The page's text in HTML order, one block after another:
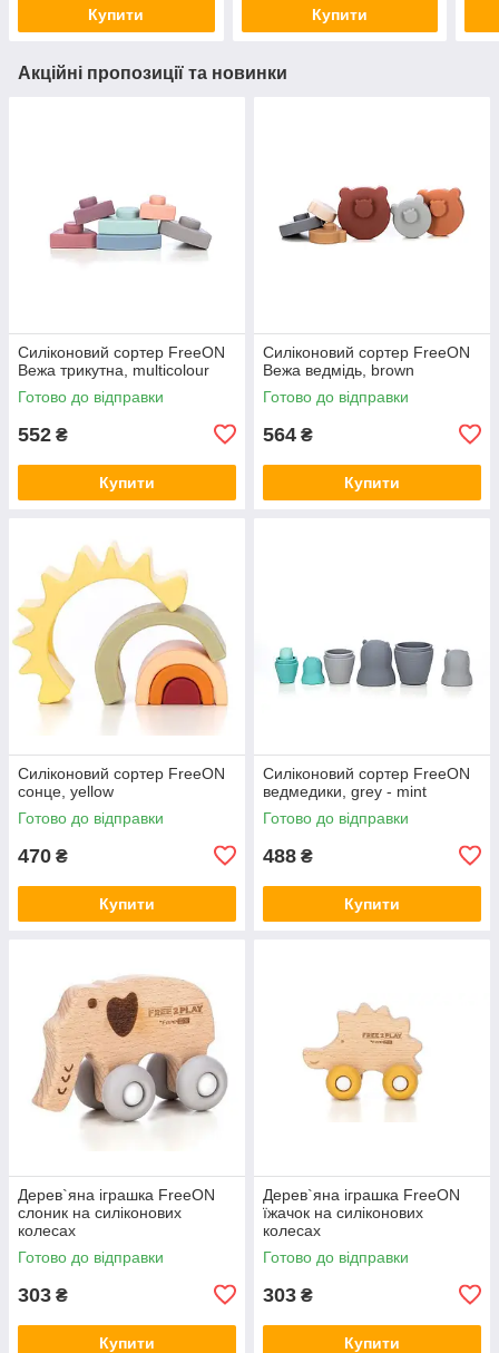
Купити Купити
Акційні пропозиції та новинки
Силіконовий сортер FreeON
Вежа трикутна, multicolour
Готово до відправки
552 ₴
Купити
Силіконовий сортер FreeON
Вежа ведмідь, brown
Готово до відправки
564 ₴
Купити
Силіконовий сортер FreeON
сонце, yellow
Готово до відправки
470 ₴
Купити
Силіконовий сортер FreeON
ведмедики, grey - mint
Готово до відправки
488 ₴
Купити
Дерев`яна іграшка FreeON
слоник на силіконових
колесах
Готово до відправки
303 ₴
Купити
Дерев`яна іграшка FreeON
їжачок на силіконових
колесах
Готово до відправки
303 ₴
Купити